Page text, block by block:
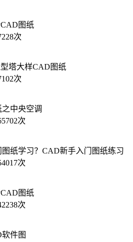
图纸
次
塔大样CAD图纸
次
中央空调
次
纸学习？CAD新手入门图纸练习
次
图纸
次
件图